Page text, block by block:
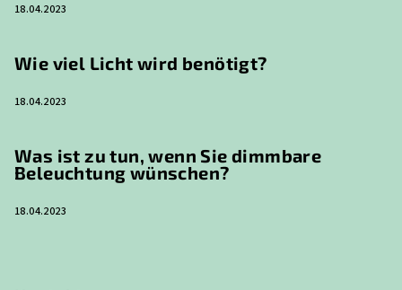
18.04.2023
Wie viel Licht wird benötigt?
18.04.2023
Was ist zu tun, wenn Sie dimmbare
Beleuchtung wünschen?
18.04.2023